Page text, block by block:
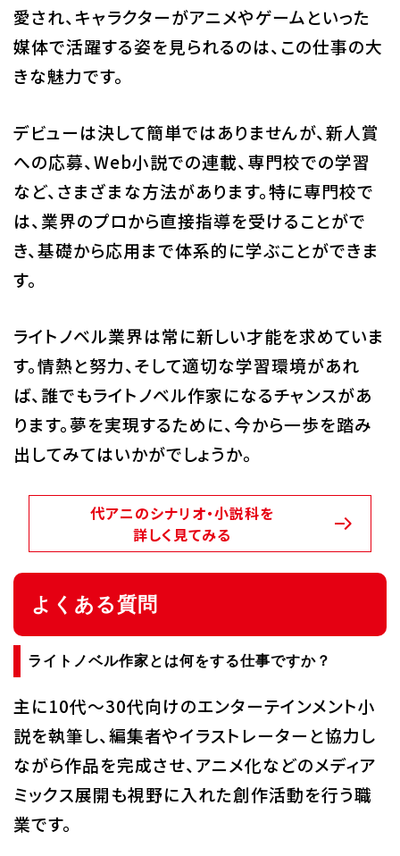
愛され、キャラクターがアニメやゲームといった
媒体で活躍する姿を見られるのは、この仕事の大
きな魅力です。
デビューは決して簡単ではありませんが、新人賞
への応募、Web小説での連載、専門校での学習
など、さまざまな方法があります。特に専門校で
は、業界のプロから直接指導を受けることがで
き、基礎から応用まで体系的に学ぶことができま
す。
ライトノベル業界は常に新しい才能を求めていま
す。情熱と努力、そして適切な学習環境があれ
ば、誰でもライトノベル作家になるチャンスがあ
ります。夢を実現するために、今から一歩を踏み
出してみてはいかがでしょうか。
代アニのシナリオ・小説科を
詳しく見てみる
よくある質問
ライトノベル作家とは何をする仕事ですか？
主に10代～30代向けのエンターテインメント小
説を執筆し、編集者やイラストレーターと協力し
ながら作品を完成させ、アニメ化などのメディア
ミックス展開も視野に入れた創作活動を行う職
業です。